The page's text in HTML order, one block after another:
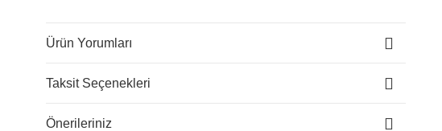
Ürün Yorumları
Taksit Seçenekleri
Önerileriniz